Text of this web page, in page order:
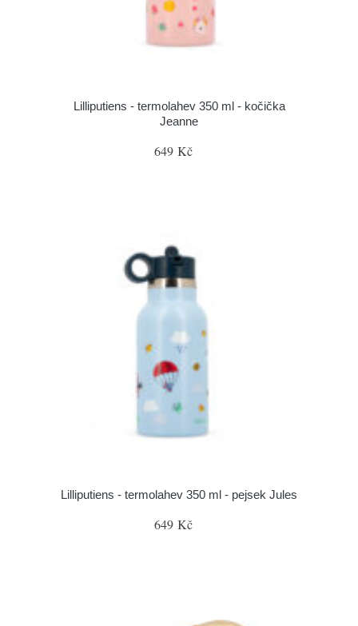
Lilliputiens - termolahev 350 ml - kočička
Jeanne
649 Kč
Lilliputiens - termolahev 350 ml - pejsek Jules
649 Kč